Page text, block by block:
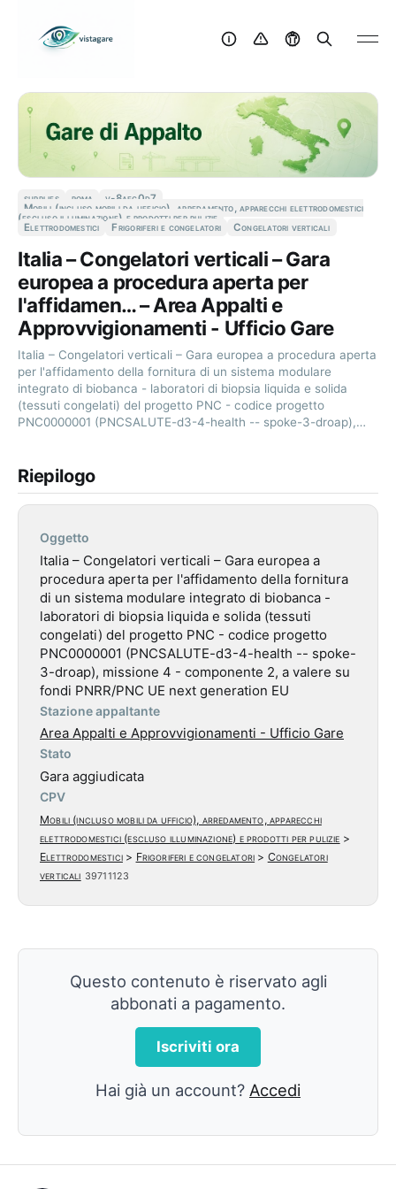
supplies roma v-8aec0d7
Mobili (incluso mobili da ufficio), arredamento, apparecchi elettrodomestici
(escluso illuminazione) e prodotti per pulizie
Elettrodomestici Frigoriferi e congelatori Congelatori verticali
Italia – Congelatori verticali – Gara
europea a procedura aperta per
l'affidamen… – Area Appalti e
Approvvigionamenti - Ufficio Gare
Italia – Congelatori verticali – Gara europea a procedura aperta
per l'affidamento della fornitura di un sistema modulare
integrato di biobanca - laboratori di biopsia liquida e solida
(tessuti congelati) del progetto PNC - codice progetto
PNC0000001 (PNCSALUTE-d3-4-health -- spoke-3-droap),…
Riepilogo
Oggetto
Italia – Congelatori verticali – Gara europea a
procedura aperta per l'affidamento della fornitura
di un sistema modulare integrato di biobanca -
laboratori di biopsia liquida e solida (tessuti
congelati) del progetto PNC - codice progetto
PNC0000001 (PNCSALUTE-d3-4-health -- spoke-
3-droap), missione 4 - componente 2, a valere su
fondi PNRR/PNC UE next generation EU
Stazione appaltante
Area Appalti e Approvvigionamenti - Ufficio Gare
Stato
Gara aggiudicata
CPV
Mobili (incluso mobili da ufficio), arredamento, apparecchi
elettrodomestici (escluso illuminazione) e prodotti per pulizie >
Elettrodomestici> Frigoriferi e congelatori > Congelatori
verticali 39711123
Questo contenuto è riservato agli
abbonati a pagamento.
Iscriviti ora
Hai già un account? Accedi